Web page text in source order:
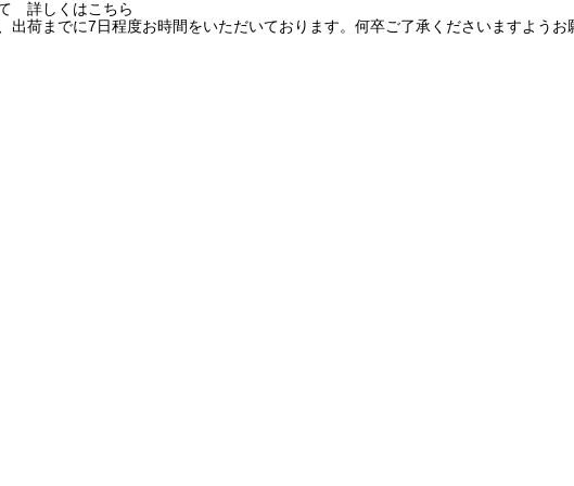
詳しくはこちら
出荷までに7日程度お時間をいただいております。何卒ご了承くださいますようお